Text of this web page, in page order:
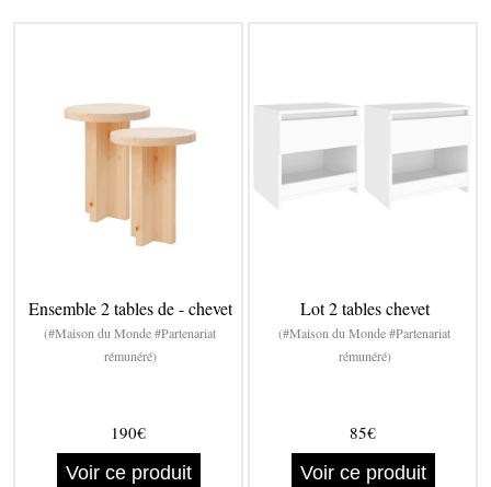
Ensemble 2 tables de - chevet
(#Maison du Monde #Partenariat
rémunéré)
190€
Voir ce produit
Lot 2 tables chevet
(#Maison du Monde #Partenariat
rémunéré)
85€
Voir ce produit